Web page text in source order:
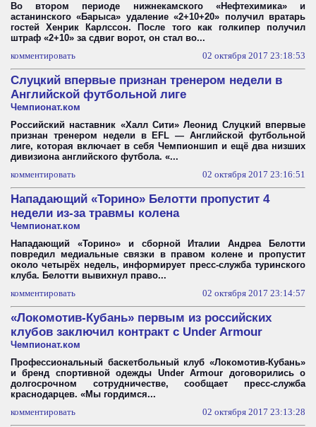
Во втором периоде нижнекамского «Нефтехимика» и
астанинского «Барыса» удаление «2+10+20» получил вратарь
гостей Хенрик Карлссон. После того как голкипер получил
штраф «2+10» за сдвиг ворот, он стал во...
комментировать
02 октября 2017 23:18:53
Слуцкий впервые признан тренером недели в
Английской футбольной лиге
Чемпионат.ком
Российский наставник «Халл Сити» Леонид Слуцкий впервые
признан тренером недели в EFL — Английской футбольной
лиге, которая включает в себя Чемпионшип и ещё два низших
дивизиона английского футбола. «...
комментировать
02 октября 2017 23:16:51
Нападающий «Торино» Белотти пропустит 4
недели из-за травмы колена
Чемпионат.ком
Нападающий «Торино» и сборной Италии Андреа Белотти
повредил медиальные связки в правом колене и пропустит
около четырёх недель, информирует пресс-служба туринского
клуба. Белотти вывихнул право...
комментировать
02 октября 2017 23:14:57
«Локомотив-Кубань» первым из российских
клубов заключил контракт с Under Armour
Чемпионат.ком
Профессиональный баскетбольный клуб «Локомотив-Кубань»
и бренд спортивной одежды Under Armour договорились о
долгосрочном сотрудничестве, сообщает пресс-служба
краснодарцев. «Мы гордимся...
комментировать
02 октября 2017 23:13:28